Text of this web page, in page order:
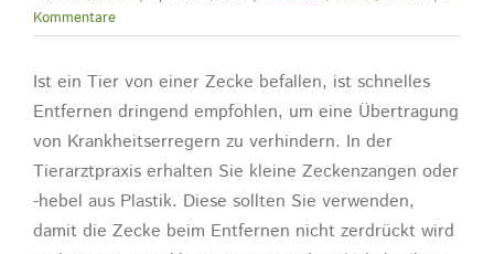
Kommentare
Ist ein Tier von einer Zecke befallen, ist schnelles
Entfernen dringend empfohlen, um eine Übertragung
von Krankheitserregern zu verhindern. In der
Tierarztpraxis erhalten Sie kleine Zeckenzangen oder
-hebel aus Plastik. Diese sollten Sie verwenden,
damit die Zecke beim Entfernen nicht zerdrückt wird